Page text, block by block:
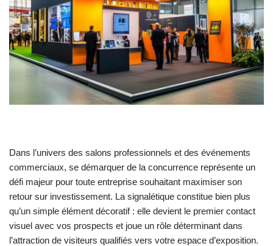
Dans l’univers des salons professionnels et des événements
commerciaux, se démarquer de la concurrence représente un
défi majeur pour toute entreprise souhaitant maximiser son
retour sur investissement. La signalétique constitue bien plus
qu’un simple élément décoratif : elle devient le premier contact
visuel avec vos prospects et joue un rôle déterminant dans
l’attraction de visiteurs qualifiés vers votre espace d’exposition.